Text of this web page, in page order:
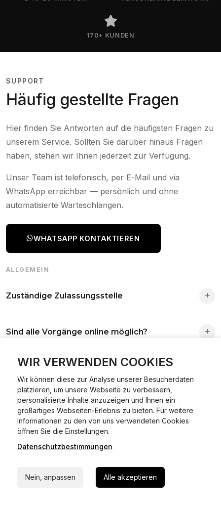
WIR VERWENDEN COOKIES
Wir können diese zur Analyse unserer Besucherdaten
platzieren, um unsere Webseite zu verbessern,
personalisierte Inhalte anzuzeigen und Ihnen ein
großartiges Webseiten-Erlebnis zu bieten. Für weitere
Informationen zu den von uns verwendeten Cookies
öffnen Sie die Einstellungen.
Datenschutzbestimmungen
Nein, anpassen Alle akzeptieren
170+ KUNDEN
SUPPORT
Häufig gestellte Fragen
Hier finden Sie Antworten auf die häufigsten Fragen zu
unserem Service. Sollten Sie darüber hinaus Fragen
haben, stehen wir Ihnen jederzeit zur Verfügung.
Unser Team ist telefonisch, per E-Mail und via
WhatsApp erreichbar — persönlich und ohne
automatisierte Warteschlangen.
WHATSAPP KONTAKTIEREN
ALLGEMEIN
Zuständige Zulassungsstelle
Antrag wird automatisch an die richtige Stelle weitergeleitet.
Sind alle Vorgänge online möglich?
Fast alle Vorgänge sind online machbar. Ausnahme:
01.01.2015.
Was ist Online Kfz-Zulassung?
Ein Internetverfahren, mit dem du Fahrzeuge anmelden,
ummelden oder abmelden kannst – inklusive Dateneingabe,
Dokumentprüfung und Bezahlung.
Welche Vorteile gibt es?
Zeitersparnis, flexible Durchführung, kein Besuch der
Behörde notwendig.
Fahrzeugbrief, Fahrzeugschein, Ausweis oder Reisepass,
Versicherungsnachweis, falls erforderlich TÜV-Bericht.
Wie sicher ist das Verfahren?